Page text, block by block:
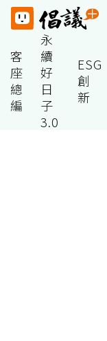
客
座
總
編
永
續
好
日
子
3.0
ESG
創
新